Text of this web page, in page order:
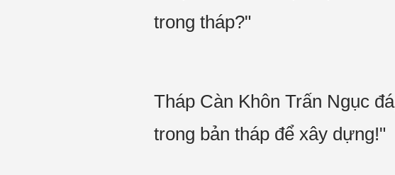
trong tháp?"
Tháp Càn Khôn Trấn Ngục
trong bản tháp để xây dựng!"